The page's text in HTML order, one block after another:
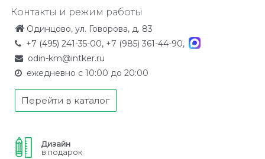
Контакты и режим работы
Одинцово, ул. Говорова, д. 83
+7 (495) 241-35-00, +7 (985) 361-44-90,
odin-km@intker.ru
ежедневно с 10:00 до 20:00
Перейти в каталог
Дизайн
в подарок